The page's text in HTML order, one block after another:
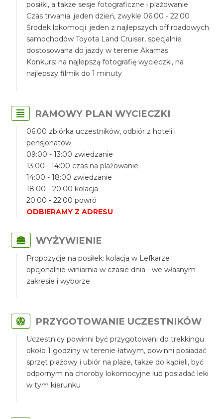
posiłki, a także sesje fotograficzne i plażowanie
Czas trwania: jeden dzień, zwykle 06:00 - 22:00
Środek lokomocji: jeden z najlepszych off roadowych
samochodów Toyota Land Cruiser, specjalnie
dostosowana do jazdy w terenie Akamas
Konkurs: na najlepszą fotografię wycieczki, na
najlepszy filmik do 1 minuty
RAMOWY PLAN WYCIECZKI
06:00 zbiórka uczestników, odbiór z hoteli i
pensjonatów
09:00 - 13:00 zwiedzanie
13:00 - 14:00 czas na plażowanie
14:00 - 18:00 zwiedzanie
18:00 - 20:00 kolacja
20:00 - 22:00 powró
ODBIERAMY Z ADRESU
WYŻYWIENIE
Propozycje na posiłek: kolacja w Lefkarze
opcjonalnie winiarnia w czasie dnia - we własnym
zakresie i wyborze
PRZYGOTOWANIE UCZESTNIKÓW
Uczestnicy powinni być przygotowani do trekkingu
około 1 godziny w terenie łatwym, powinni posiadać
sprzęt plażowy i ubiór na plaże, także do kąpieli, być
odpornym na choroby lokomocyjne lub posiadać leki
w tym kierunku